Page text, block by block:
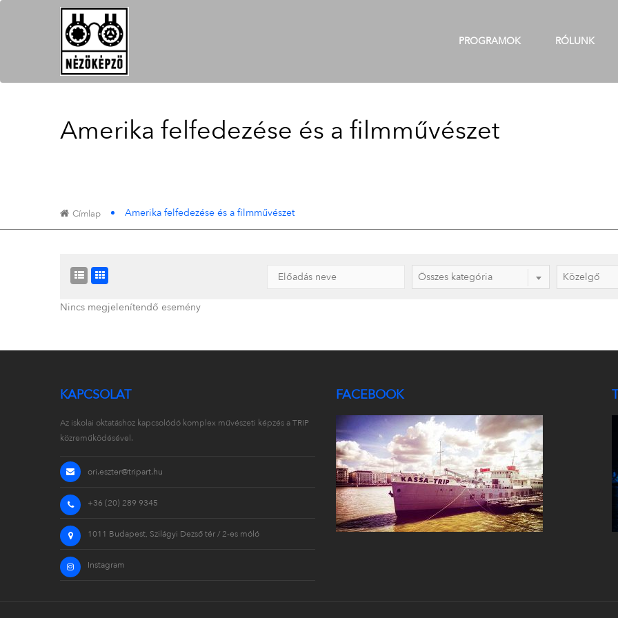
PROGRAMOK RÓLUNK
Amerika felfedezése és a filmművészet
Címlap Amerika felfedezése és a filmművészet
Összes kategória Közelgő
Nincs megjelenítendő esemény
KAPCSOLAT
Az iskolai oktatáshoz kapcsolódó komplex művészeti képzés a TRIP
közreműködésével.
ori.eszter@tripart.hu
+36 (20) 289 9345
1011 Budapest, Szilágyi Dezső tér / 2-es móló
Instagram
FACEBOOK